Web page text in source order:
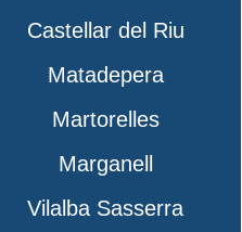
Castellar del Riu
Matadepera
Martorelles
Marganell
Vilalba Sasserra